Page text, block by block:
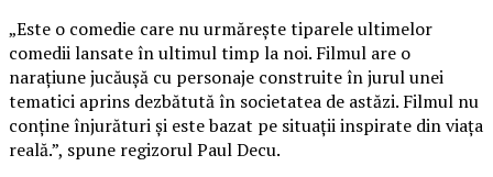
„Este o comedie care nu urmărește tiparele ultimelor
comedii lansate în ultimul timp la noi. Filmul are o
narațiune jucăușă cu personaje construite în jurul unei
tematici aprins dezbătută în societatea de astăzi. Filmul nu
conține înjurături și este bazat pe situații inspirate din viața
reală.”, spune regizorul Paul Decu.